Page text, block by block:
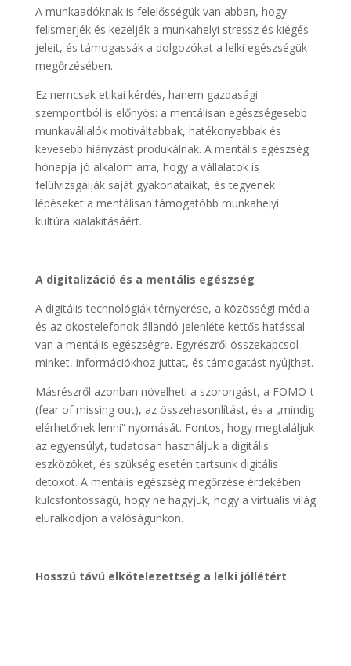
A munkaadóknak is felelősségük van abban, hogy
felismerjék és kezeljék a munkahelyi stressz és kiégés
jeleit, és támogassák a dolgozókat a lelki egészségük
megőrzésében.
Ez nemcsak etikai kérdés, hanem gazdasági
szempontból is előnyös: a mentálisan egészségesebb
munkavállalók motiváltabbak, hatékonyabbak és
kevesebb hiányzást produkálnak. A mentális egészség
hónapja jó alkalom arra, hogy a vállalatok is
felülvizsgálják saját gyakorlataikat, és tegyenek
lépéseket a mentálisan támogatóbb munkahelyi
kultúra kialakításáért.
A digitalizáció és a mentális egészség
A digitális technológiák térnyerése, a közösségi média
és az okostelefonok állandó jelenléte kettős hatással
van a mentális egészségre. Egyrészről összekapcsol
minket, információkhoz juttat, és támogatást nyújthat.
Másrészről azonban növelheti a szorongást, a FOMO-t
(fear of missing out), az összehasonlítást, és a „mindig
elérhetőnek lenni” nyomását. Fontos, hogy megtaláljuk
az egyensúlyt, tudatosan használjuk a digitális
eszközöket, és szükség esetén tartsunk digitális
detoxot. A mentális egészség megőrzése érdekében
kulcsfontosságú, hogy ne hagyjuk, hogy a virtuális világ
eluralkodjon a valóságunkon.
Hosszú távú elkötelezettség a lelki jóllétért